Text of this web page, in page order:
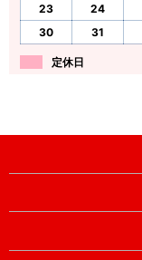
23
24
30
31
定休日